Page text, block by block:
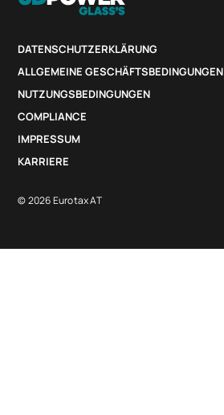
DATENSCHUTZERKLÄRUNG
ALLGEMEINE GESCHÄFTSBEDINGUNGEN
NUTZUNGSBEDINGUNGEN
COMPLIANCE
IMPRESSUM
KARRIERE
© 2026 Eurotax AT